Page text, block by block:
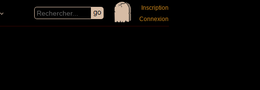
Inscription
Connexion